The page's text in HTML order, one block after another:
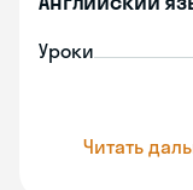
Уроки
Читать